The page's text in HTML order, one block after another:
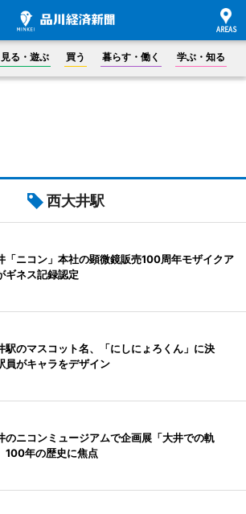
見る・遊ぶ 買う 暮らす・働く 学ぶ・知る
西大井駅
「ニコン」本社の顕微鏡販売100周年モザイクア
ギネス記録認定
駅のマスコット名、「にしにょろくん」に決
がキャラをデザイン
のニコンミュージアムで企画展「大井での軌
年の歴史に焦点